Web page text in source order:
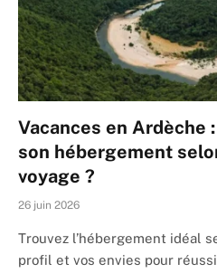
Vacances en Ardèche
son hébergement
voyage ?
26 juin 2026
Trouvez l’hébergement idéal
profil et vos envies pour